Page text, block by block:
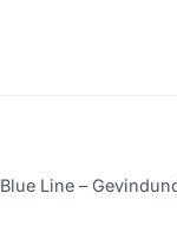
Blue Line –